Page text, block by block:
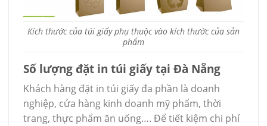
Kích thước của túi giấy phụ thuộc vào kích thước của sản
phẩm
Số lượng đặt in túi giấy tại Đà Nẵng
Khách hàng đặt in túi giấy đa phần là doanh
nghiệp, cửa hàng kinh doanh mỹ phẩm, thời
trang, thực phẩm ăn uống…. Để tiết kiệm chi phí